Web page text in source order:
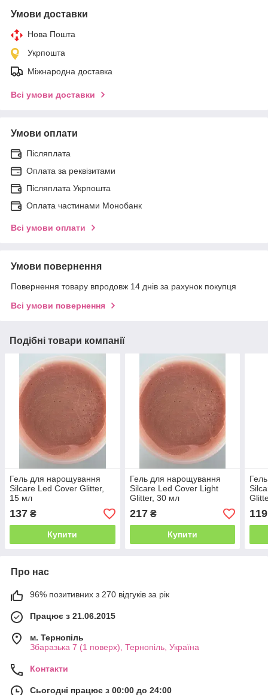
Умови доставки
Нова Пошта
Укрпошта
Міжнародна доставка
Всі умови доставки
Умови оплати
Післяплата
Оплата за реквізитами
Післяплата Укрпошта
Оплата частинами Монобанк
Всі умови оплати
Умови повернення
Повернення товару впродовж 14 днів за рахунок покупця
Всі умови повернення
Подібні товари компанії
Гель для нарощування
Silcare Led Cover Glitter,
15 мл
137 ₴
Купити
Гель для нарощування
Silcare Led Cover Light
Glitter, 30 мл
217₴
Купити
119
Про нас
96% позитивних з 270 відгуків за рік
Працює з 21.06.2015
м. Тернопіль
Збаразька 7 (1 поверх), Тернопіль, Україна
Контакти
Сьогодні працює з 00:00 до 24:00